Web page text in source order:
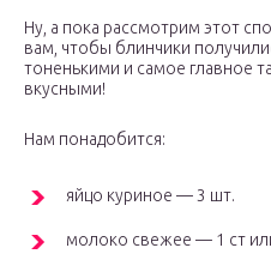
Ну, а пока рассмотрим этот
вам, чтобы блинчики
тоненькими и самое главное
вкусными!
Нам понадобится:
яйцо куриное — 3 шт.
молоко свежее — 1 ст